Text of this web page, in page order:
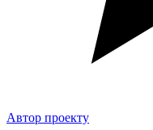
Автор проекту